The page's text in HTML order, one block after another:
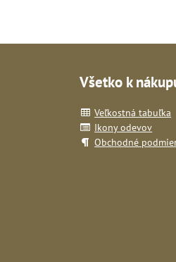
Všetko k
Veľkostná tabuľka
Ikony odevov
Obchodné